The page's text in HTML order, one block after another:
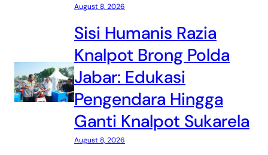
August 8, 2026
Sisi Humanis Razia
Knalpot Brong Polda
Jabar: Edukasi
Pengendara Hingga
Ganti Knalpot Sukarela
August 8, 2026